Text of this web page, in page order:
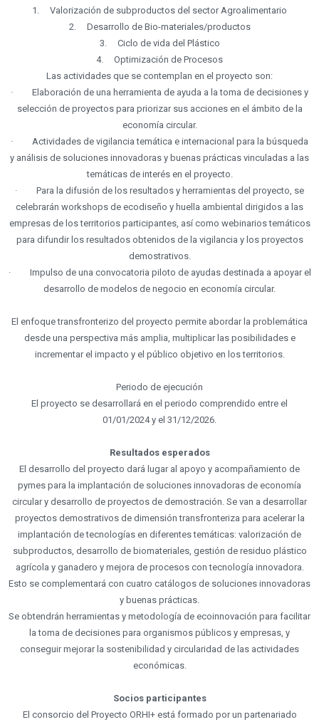
1. Valorización de subproductos del sector Agroalimentario
2. Desarrollo de Bio-materiales/productos
3. Ciclo de vida del Plástico
4. Optimización de Procesos
Las actividades que se contemplan en el proyecto son:
· Elaboración de una herramienta de ayuda a la toma de decisiones y
selección de proyectos para priorizar sus acciones en el ámbito de la
economía circular.
· Actividades de vigilancia temática e internacional para la búsqueda
y análisis de soluciones innovadoras y buenas prácticas vinculadas a las
temáticas de interés en el proyecto.
· Para la difusión de los resultados y herramientas del proyecto, se
celebrarán workshops de ecodiseño y huella ambiental dirigidos a las
empresas de los territorios participantes, así como webinarios temáticos
para difundir los resultados obtenidos de la vigilancia y los proyectos
demostrativos.
· Impulso de una convocatoria piloto de ayudas destinada a apoyar el
desarrollo de modelos de negocio en economía circular.
El enfoque transfronterizo del proyecto permite abordar la problemática
desde una perspectiva más amplia, multiplicar las posibilidades e
incrementar el impacto y el público objetivo en los territorios.
Periodo de ejecución
El proyecto se desarrollará en el periodo comprendido entre el
01/01/2024 y el 31/12/2026.
Resultados esperados
El desarrollo del proyecto dará lugar al apoyo y acompañamiento de
pymes para la implantación de soluciones innovadoras de economía
circular y desarrollo de proyectos de demostración. Se van a desarrollar
proyectos demostrativos de dimensión transfronteriza para acelerar la
implantación de tecnologías en diferentes temáticas: valorización de
subproductos, desarrollo de biomateriales, gestión de residuo plástico
agrícola y ganadero y mejora de procesos con tecnología innovadora.
Esto se complementará con cuatro catálogos de soluciones innovadoras
y buenas prácticas.
Se obtendrán herramientas y metodología de ecoinnovación para facilitar
la toma de decisiones para organismos públicos y empresas, y
conseguir mejorar la sostenibilidad y circularidad de las actividades
económicas.
Socios participantes
El consorcio del Proyecto ORHI+ está formado por un partenariado
Marketing
aumentas la
posibilidad de
ver contenido y
ofertas